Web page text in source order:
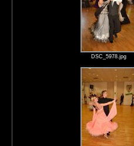
DSC_5978.jpg